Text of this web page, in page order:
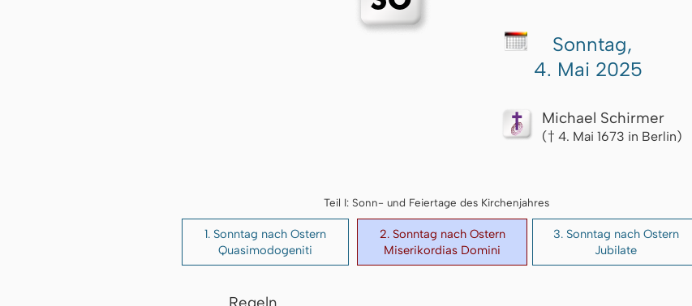
Sonntag,
4. Mai 2025
Michael Schirmer
(† 4. Mai 1673 in Berlin)
Teil I: Sonn- und Feiertage des Kirchenjahres
1. Sonntag nach Ostern
Quasimodogeniti
2. Sonntag nach Ostern
Miserikordias Domini
3. Sonntag nach Ostern
Jubilate